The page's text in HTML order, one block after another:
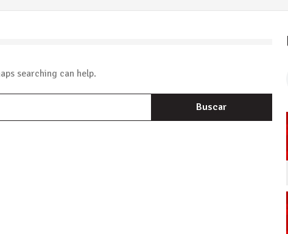
searching can help.